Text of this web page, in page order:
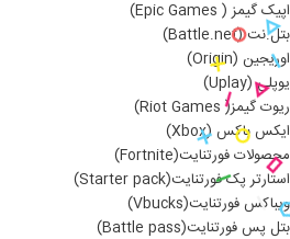
اپیک گیمز ( Epic Games)
بتل.نت (Battle.net)
اوریجین (Origin)
یوپلی (Uplay)
ریوت گیمز( Riot Games)
ایکس باکس (Xbox)
محصولات فورتنایت(Fortnite)
استارتر پک فورتنایت(Starter pack)
ویباکس فورتنایت(Vbucks)
بتل پس فورتنایت(Battle pass)